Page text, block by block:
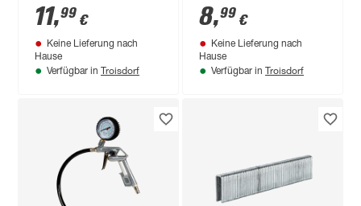
teilig
11,99 €
Keine Lieferung nach
Hause
Verfügbar in Troisdorf
8,99 €
Keine Lieferung nach
Hause
Verfügbar in Troisdorf